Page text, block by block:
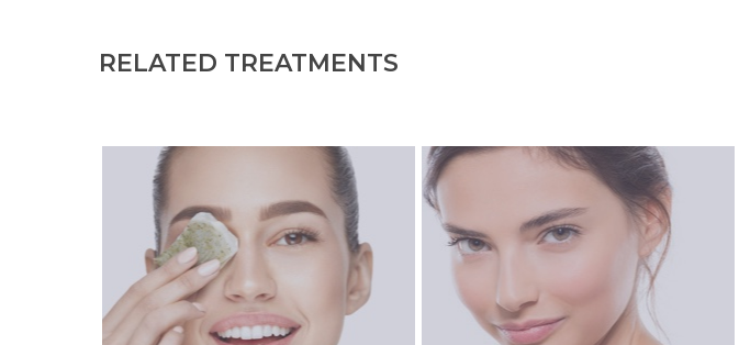
RELATED TREATMENTS